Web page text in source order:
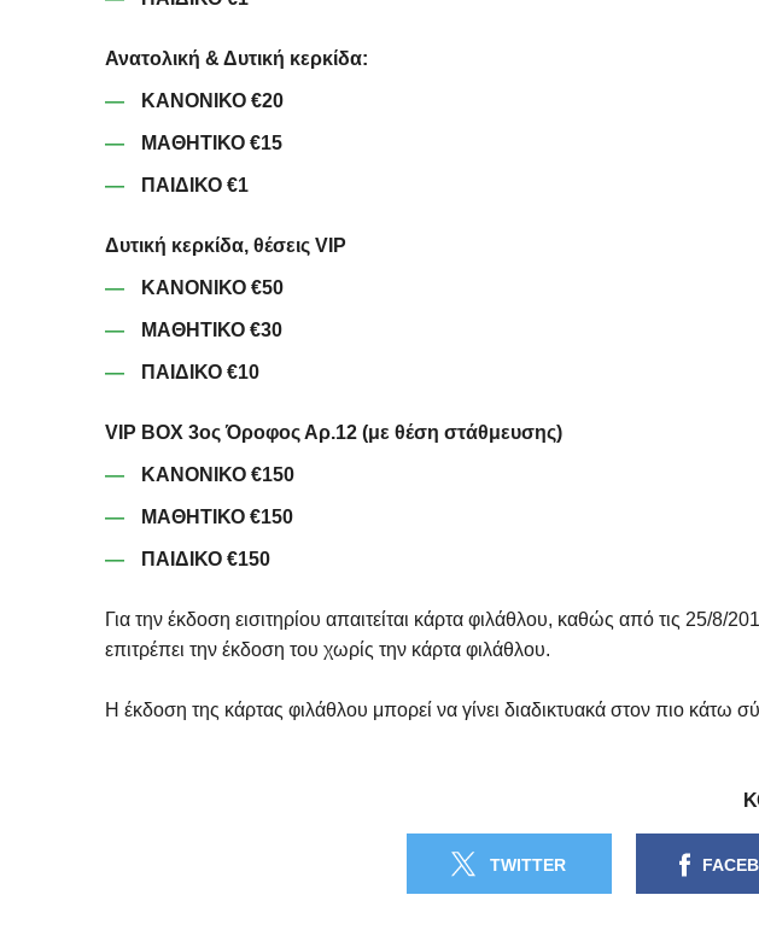
Ανατολική & Δυτική κερκίδα:
ΚΑΝΟΝΙΚΟ €20
ΜΑΘΗΤΙΚΟ €15
ΠΑΙΔΙΚΟ €1
Δυτική κερκίδα, θέσεις VIP
ΚΑΝΟΝΙΚΟ €50
ΜΑΘΗΤΙΚΟ €30
ΠΑΙΔΙΚΟ €10
VIP BOX 3ος Όροφος Αρ.12 (με θέση στάθμευσης)
ΚΑΝΟΝΙΚΟ €150
ΜΑΘΗΤΙΚΟ €150
ΠΑΙΔΙΚΟ €150
Για την έκδοση εισιτηρίου απαιτείται κάρτα φιλάθλου, καθώς από τις 25/8/
επιτρέπει την έκδοση του χωρίς την κάρτα φιλάθλου.
Η έκδοση της κάρτας φιλάθλου μπορεί να γίνει διαδικτυακά στον πιο κάτω
TWITTER